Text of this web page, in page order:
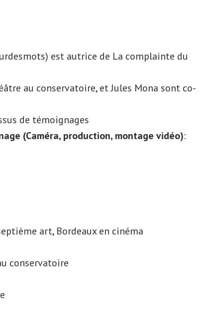
est autrice de La complainte du
au conservatoire, et Jules Mona sont co-
de témoignages
(Caméra, production, montage vidéo):
art, Bordeaux en cinéma
conservatoire